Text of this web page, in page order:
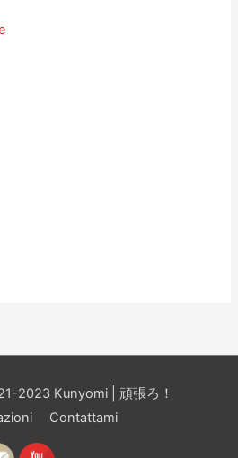
2023 Kunyomi | 頑張ろ！
Contattami